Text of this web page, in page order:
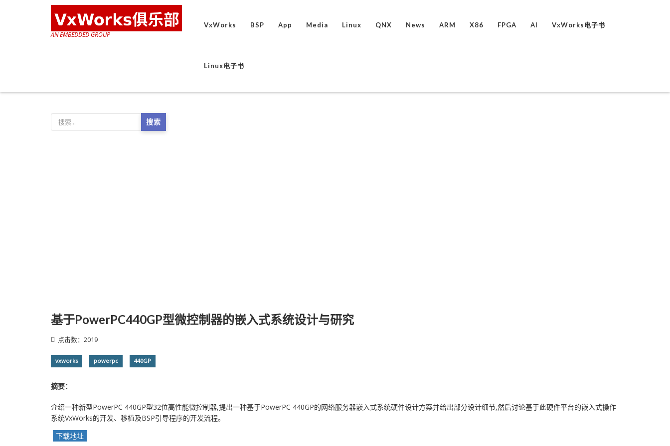
AN EMBEDDED GROUP
VxWorks BSP App Media Linux QNX News ARM X86 FPGA AI VxWorks电子书
Linux电子书
搜索
基于PowerPC440GP型微控制器的嵌入式系统设计与研究
点击数：2019
vxworks powerpc 440GP
摘要：
介绍一种新型PowerPC 440GP型32位高性能微控制器,提出一种基于PowerPC 440GP的网络服务器嵌入式系统硬件设计方案并给出部分设计细节,然后讨论基于此硬件平台的嵌入式操作
系统VxWorks的开发、移植及BSP引导程序的开发流程。
下载地址